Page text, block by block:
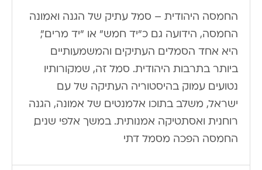
החמסה היהודית – סמל עתיק של הגנה ואמונה
החמסה, הידועה גם כ"יד חמש" או "יד מרים",
היא אחד הסמלים העתיקים והמשמעותיים
ביותר בתרבות היהודית. סמל זה, שמקורותיו
נטועים עמוק בהיסטוריה העתיקה של עם
ישראל, משלב בתוכו אלמנטים של אמונה, הגנה
רוחנית ואסתטיקה אמנותית. במשך אלפי שנים,
החמסה הפכה מסמל דתי